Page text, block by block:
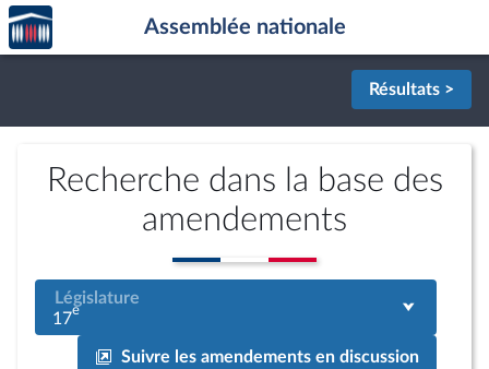
Aller au contenu
Aller en bas de la page
Accèder
à la
page
Assemblée nationale
Résultats >
Recherche dans la base des
amendements
Législature
17e
Suivre les amendements en discussion